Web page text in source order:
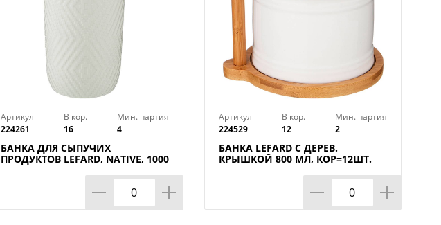
Артикул
224261
В кор.
16
Мин. партия
4
БАНКА ДЛЯ СЫПУЧИХ
ПРОДУКТОВ LEFARD, NATIVE, 1000
ВЫСОТА=19, 5 СМ., КОР=16ШТ.
Артикул
224529
В кор.
12
Мин. партия
2
БАНКА LEFARD С ДЕРЕВ.
КРЫШКОЙ 800 МЛ, КОР=12ШТ.